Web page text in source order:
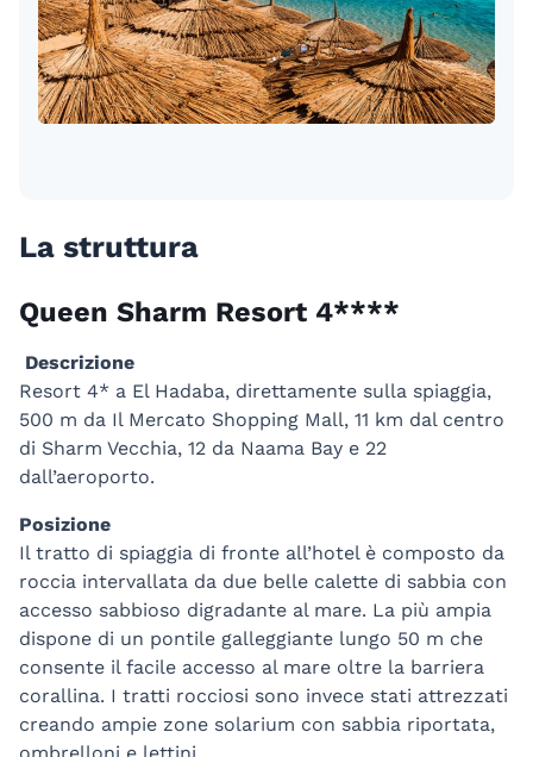
La struttura
Queen Sharm Resort 4****
Descrizione
Resort 4* a El Hadaba, direttamente sulla spiaggia,
500 m da Il Mercato Shopping Mall, 11 km dal centro
di Sharm Vecchia, 12 da Naama Bay e 22
dall’aeroporto.
Posizione
Il tratto di spiaggia di fronte all’hotel è composto da
roccia intervallata da due belle calette di sabbia con
accesso sabbioso digradante al mare. La più ampia
dispone di un pontile galleggiante lungo 50 m che
consente il facile accesso al mare oltre la barriera
corallina. I tratti rocciosi sono invece stati attrezzati
creando ampie zone solarium con sabbia riportata,